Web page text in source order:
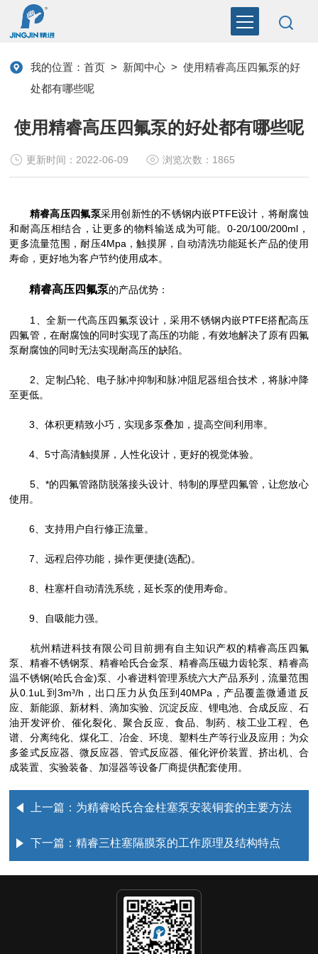
我的位置：首页 > 新闻中心 >使用精睿高压四氟泵的好
处都有哪些呢
使用精睿高压四氟泵的好处都有哪些呢
更新时间：2022-06-09 浏览次数：1865
精睿高压四氟泵采用创新性的不锈钢内嵌PTFE设计，将耐腐蚀
和耐高压相结合，让更多的物料输送成为可能。0-20/100/200ml，
更多流量范围，耐压4Mpa，触摸屏，自动清洗功能延长产品的使用
寿命，更好地为客户节约使用成本。
精睿高压四氟泵的产品优势：
1、全新一代高压四氟泵设计，采用不锈钢内嵌PTFE搭配高压
四氟管，在耐腐蚀的同时实现了高压的功能，有效地解决了原有四氟
泵耐腐蚀的同时无法实现耐高压的缺陷。
2、定制凸轮、电子脉冲抑制和脉冲阻尼器组合技术，将脉冲降
至更低。
3、体积更精致小巧，实现多泵叠加，提高空间利用率。
4、5寸高清触摸屏，人性化设计，更好的视觉体验。
5、*的四氟管路防脱落接头设计、特制的厚壁四氟管，让您放心
使用。
6、支持用户自行修正流量。
7、远程启停功能，操作更便捷(选配)。
8、柱塞杆自动清洗系统，延长泵的使用寿命。
9、自吸能力强。
杭州精进科技有限公司目前拥有自主知识产权的精睿高压四氟
泵、精睿不锈钢泵、精睿哈氏合金泵、精睿高压磁力齿轮泵、精睿高
温不锈钢(哈氏合金)泵、小睿进料管理系统六大产品系列，流量范围
从0.1uL到3m³/h，出口压力从负压到40MPa，产品覆盖微通道反
应、新能源、新材料、滴加实验、沉淀反应、锂电池、合成反应、石
油开发评价、催化裂化、聚合反应、食品、制药、核工业工程、色
谱、分离纯化、煤化工、冶金、环境、塑料生产等行业及应用；为众
多釜式反应器、微反应器、管式反应器、催化评价装置、挤出机、合
成装置、实验装备、加湿器等设备厂商提供配套使用。
上一篇： 为精睿哈氏合金柱塞泵安装铜套的主要方法
下一篇：精睿三柱塞隔膜泵的工作原理及结构特点